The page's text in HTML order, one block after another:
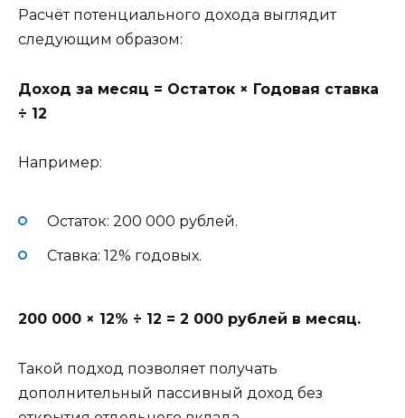
Расчёт потенциального дохода выглядит
следующим образом:
Доход за месяц = Остаток × Годовая ставка
÷ 12
Например:
Остаток: 200 000 рублей.
Ставка: 12% годовых.
200 000 × 12% ÷ 12 = 2 000 рублей в месяц.
Такой подход позволяет получать
дополнительный пассивный доход без